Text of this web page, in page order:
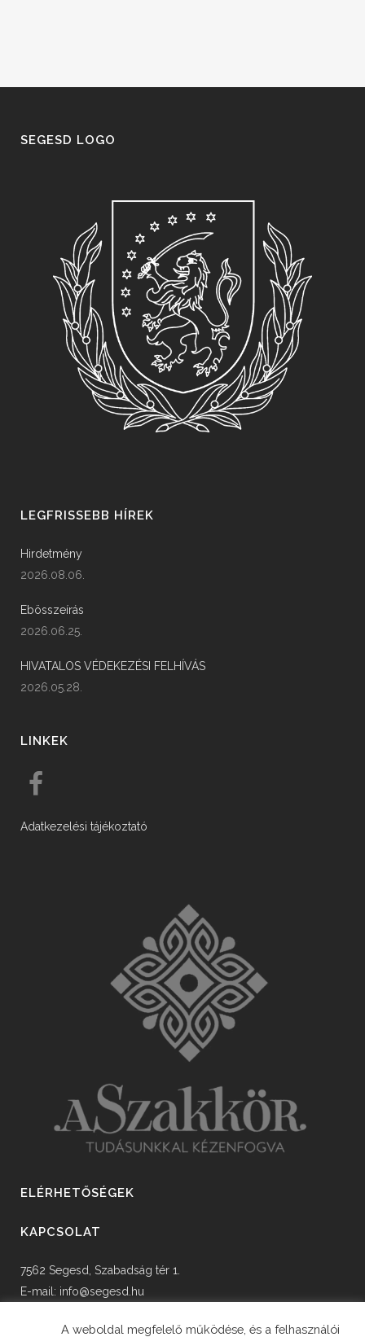
SEGESD LOGO
LEGFRISSEBB HÍREK
Hirdetmény
2026.08.06.
Ebösszeírás
2026.06.25.
HIVATALOS VÉDEKEZÉSI FELHÍVÁS
2026.05.28.
LINKEK
Adatkezelési tájékoztató
ELÉRHETŐSÉGEK
KAPCSOLAT
7562 Segesd, Szabadság tér 1.
E-mail: info@segesd.hu
A weboldal megfelelő működése, és a felhasználói